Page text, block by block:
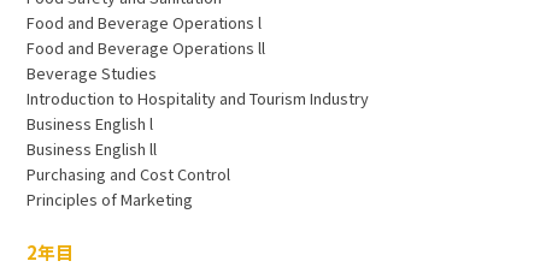
Food and Beverage Operations l
Food and Beverage Operations ll
Beverage Studies
Introduction to Hospitality and Tourism Industry
Business English l
Business English ll
Purchasing and Cost Control
Principles of Marketing
2年目